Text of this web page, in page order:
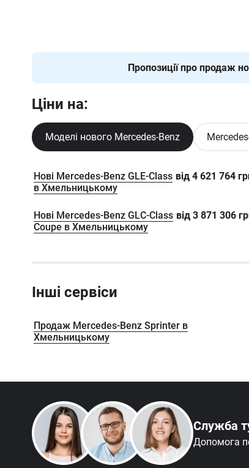
Пропозиції про продаж
Ціни на:
Моделі нового Mercedes-Benz
Нові Mercedes-Benz GLE-Class
в Хмельницькому
від 4 621 764
Нові Mercedes-Benz GLC-Class
Coupe в Хмельницькому
від 3 871 306
Інші сервіси
Продаж Mercedes-Benz Sprinter в
Хмельницькому
Служба
Допомога